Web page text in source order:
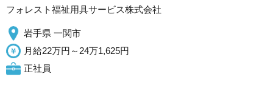
フォレスト福祉用具サービス株式会社
岩手県 一関市
月給22万円～24万1,625円
正社員